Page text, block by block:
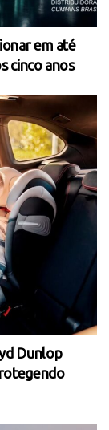
em até
cinco anos
Dunlop